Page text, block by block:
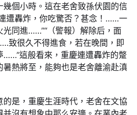
個小時。這在老舍致孫伏園的信
遭轟炸，你吃驚否？甚念！……一
光同進……”“（警報）解除后，面
致很久不得進食，若在晚間，即
……”這般看來，重慶連遭轟炸的蹩
暑熱將至，能夠也是老舍離渝赴滇
的是，重慶生涯時代，老舍在文協